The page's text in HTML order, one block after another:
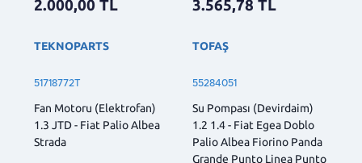
2.000,00 TL
TEKNOPARTS
51718772T
Fan Motoru (Elektrofan)
1.3 JTD - Fiat Palio Albea
Strada
3.565,78 TL
TOFAŞ
55284051
Su Pompası (Devirdaim)
1.2 1.4 - Fiat Egea Doblo
Palio Albea Fiorino Panda
Grande Punto Linea Punto